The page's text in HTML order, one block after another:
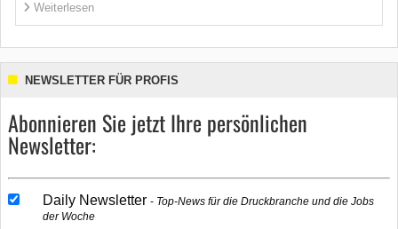
Weiterlesen
NEWSLETTER FÜR PROFIS
Abonnieren Sie jetzt Ihre persönlichen
Newsletter:
Daily Newsletter
Top-News für die Druckbranche und die Jobs
der Woche